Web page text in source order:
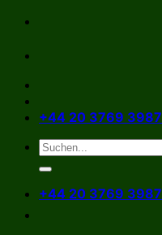
Zum
springen
+44 20 3769 3987
+44 20 3769 3987